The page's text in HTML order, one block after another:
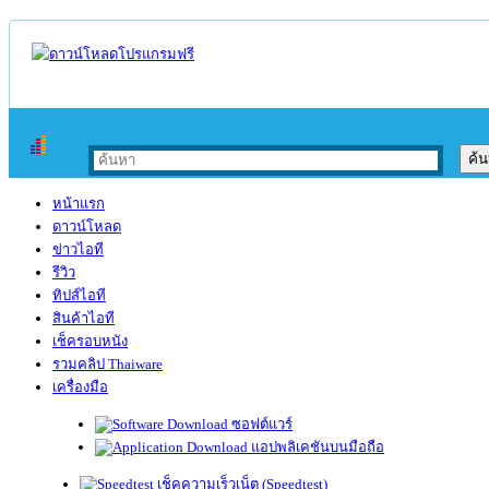
หน้าแรก
ดาวน์โหลด
ข่าวไอที
รีวิว
ทิปส์ไอที
สินค้าไอที
เช็ครอบหนัง
รวมคลิป Thaiware
เครื่องมือ
ซอฟต์แวร์
แอปพลิเคชันบนมือถือ
เช็คความเร็วเน็ต (Speedtest)